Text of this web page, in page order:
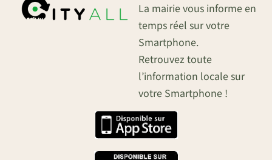
La mairie vous informe en
temps réel sur votre
Smartphone.
Retrouvez toute
l’information locale sur
votre Smartphone !